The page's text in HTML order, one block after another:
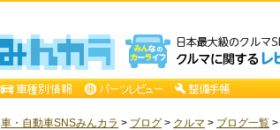
車・自動車SNSみんカラ > ブログ > クルマ > ブログ一覧 >